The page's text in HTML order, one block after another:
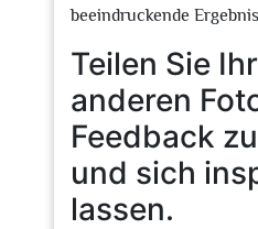
beeindruckende
Teilen Sie
anderen
Feedback
und sich
lassen.